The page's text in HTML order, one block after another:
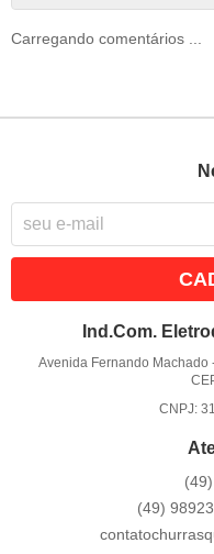
Carregando comentários ...
Ind.Com.
Avenida Fernando Machado
CNPJ:
(49)
(49)